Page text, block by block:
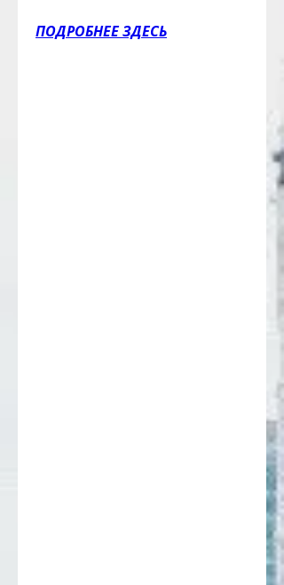
ПОДРОБНЕЕ ЗДЕСЬ